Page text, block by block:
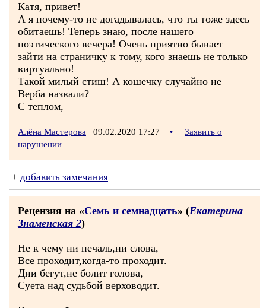
Катя, привет!
А я почему-то не догадывалась, что ты тоже здесь
обитаешь! Теперь знаю, после нашего
поэтического вечера! Очень приятно бывает
зайти на страничку к тому, кого знаешь не только
виртуально!
Такой милый стиш! А кошечку случайно не
Верба назвали?
С теплом,
Алёна Мастерова 09.02.2020 17:27 •
Заявить о
нарушении
+ добавить замечания
Рецензия на «Семь и семнадцать» (Екатерина
Знаменская 2)
Не к чему ни печаль,ни слова,
Все проходит,когда-то проходит.
Дни бегут,не болит голова,
Суета над судьбой верховодит.